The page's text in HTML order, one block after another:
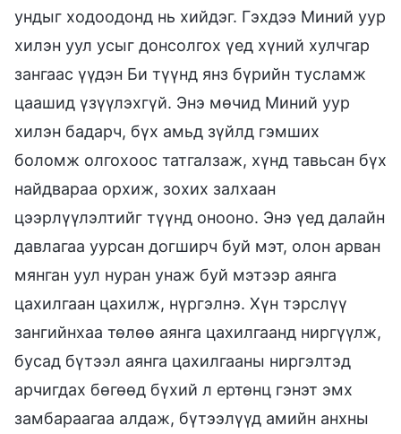
ундыг ходоодонд нь хийдэг. Гэхдээ Миний уур
хилэн уул усыг донсолгох үед хүний хулчгар
зангаас үүдэн Би түүнд янз бүрийн тусламж
цаашид үзүүлэхгүй. Энэ мөчид Миний уур
хилэн бадарч, бүх амьд зүйлд гэмших
боломж олгохоос татгалзаж, хүнд тавьсан бүх
найдвараа орхиж, зохих залхаан
цээрлүүлэлтийг түүнд онооно. Энэ үед далайн
давлагаа уурсан догширч буй мэт, олон арван
мянган уул нуран унаж буй мэтээр аянга
цахилгаан цахилж, нүргэлнэ. Хүн тэрслүү
зангийнхаа төлөө аянга цахилгаанд ниргүүлж,
бусад бүтээл аянга цахилгааны ниргэлтэд
арчигдах бөгөөд бүхий л ертөнц гэнэт эмх
замбараагаа алдаж, бүтээлүүд амийн анхны